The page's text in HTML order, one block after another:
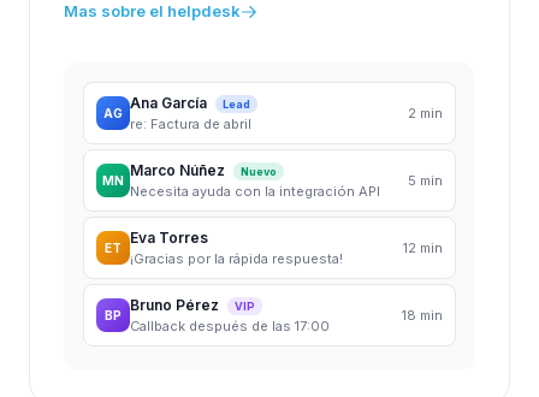
Mas sobre el helpdesk
AG
Ana García Lead
re: Factura de abril
2 min
MN
Marco Núñez Nuevo
Necesita ayuda con la integración API
5 min
ET
Eva Torres
¡Gracias por la rápida respuesta!
12 min
BP
Bruno Pérez VIP
Callback después de las 17:00
18 min